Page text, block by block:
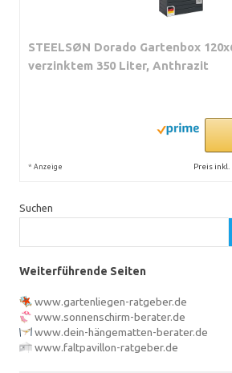
STEELSØN Dorado Gartenbox
verzinktem 350 Liter, Anthrazit
* Anzeige Preis inkl.
Suchen
Weiterführende Seiten
www.gartenliegen-ratgeber.de
www.sonnenschirm-berater.de
www.dein-hängematten-berater.de
www.faltpavillon-ratgeber.de